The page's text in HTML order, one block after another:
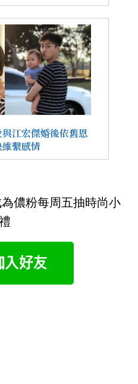
江宏傑婚後依舊恩
繫感情
為儂粉每周五抽時尚小